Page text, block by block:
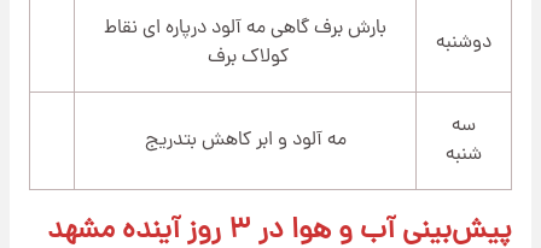
دوشنبه
بارش برف گاهی مه آلود درپاره ای نقاط
کولاک برف
سه
شنبه
مه آلود و ابر کاهش بتدریج
پیش‌بینی آب و هوا در ۳ روز آینده مشهد